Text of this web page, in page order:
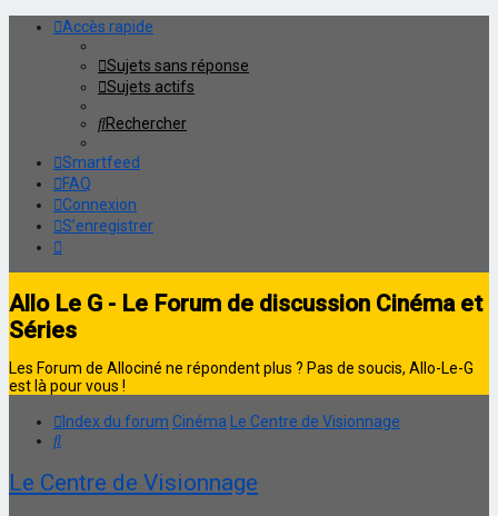
Accès rapide
Sujets sans réponse
Sujets actifs
Rechercher
Smartfeed
FAQ
Connexion
S’enregistrer
Allo Le G - Le Forum de discussion Cinéma et
Séries
Les Forum de Allociné ne répondent plus ? Pas de soucis, Allo-Le-G
est là pour vous !
Index du forum Cinéma
Le Centre de Visionnage
Rechercher
Le Centre de Visionnage